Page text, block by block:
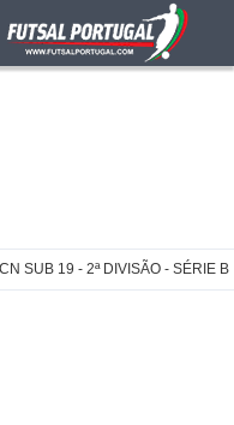
SUB 19 - 2ª DIVISÃO - SÉRIE B